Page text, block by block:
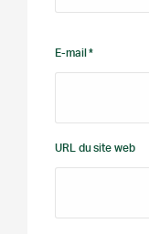
E-mail *
URL du site web